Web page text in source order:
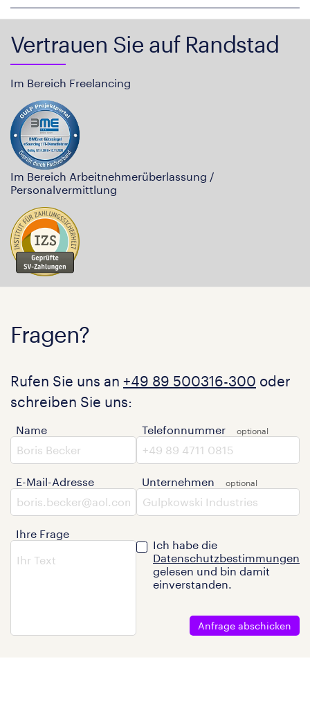
Vertrauen Sie auf Randstad
Im Bereich Freelancing
Im Bereich Arbeitnehmerüberlassung /
Personalvermittlung
Fragen?
Rufen Sie uns an +49 89 500316-300 oder
schreiben Sie uns:
Name
E-Mail-Adresse
Ihre Frage
Telefonnummer
Unternehmen
Ich habe die
Datenschutzbestimmungen
gelesen und bin damit
einverstanden.
Anfrage abschicken